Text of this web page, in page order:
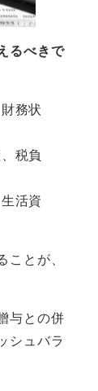
るべきで
務状
税負
活資
ことが、
与との併
シュバラ